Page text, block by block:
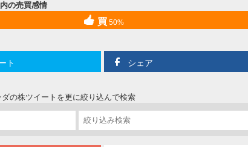
の売買感情
買 50%
ト シェア
ダの株ツイートを更に絞り込んで検索